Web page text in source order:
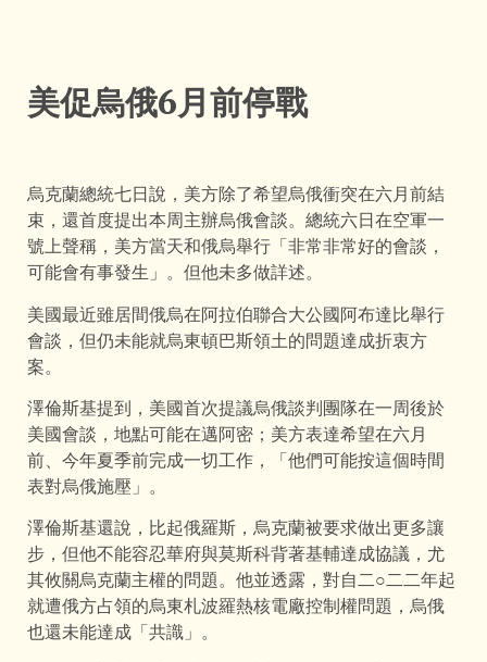
美促烏俄6月前停戰
烏克蘭總統七日說，美方除了希望烏俄衝突在六月前結
束，還首度提出本周主辦烏俄會談。總統六日在空軍一
號上聲稱，美方當天和俄烏舉行「非常非常好的會談，
可能會有事發生」。但他未多做詳述。
美國最近雖居間俄烏在阿拉伯聯合大公國阿布達比舉行
會談，但仍未能就烏東頓巴斯領土的問題達成折衷方
案。
澤倫斯基提到，美國首次提議烏俄談判團隊在一周後於
美國會談，地點可能在邁阿密；美方表達希望在六月
前、今年夏季前完成一切工作，「他們可能按這個時間
表對烏俄施壓」。
澤倫斯基還說，比起俄羅斯，烏克蘭被要求做出更多讓
步，但他不能容忍華府與莫斯科背著基輔達成協議，尤
其攸關烏克蘭主權的問題。他並透露，對自二○二二年起
就遭俄方占領的烏東札波羅熱核電廠控制權問題，烏俄
也還未能達成「共識」。